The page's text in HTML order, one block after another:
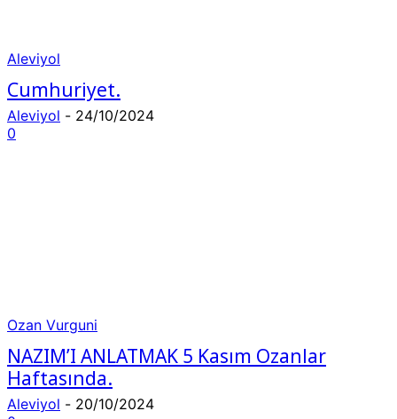
Aleviyol
Cumhuriyet.
Aleviyol - 24/10/2024
0
Ozan Vurguni
NAZIM’I ANLATMAK 5 Kasım Ozanlar
Haftasında.
Aleviyol - 20/10/2024